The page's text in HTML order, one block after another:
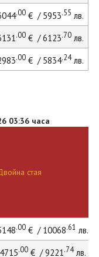
.00€ / 5953.55 лв.
.00€ / 6123.70лв.
.00€ / 5834.24лв.
03:36 часа
стая
.00€ / 10068.61 лв.
4715.00€ / 9221.74лв.